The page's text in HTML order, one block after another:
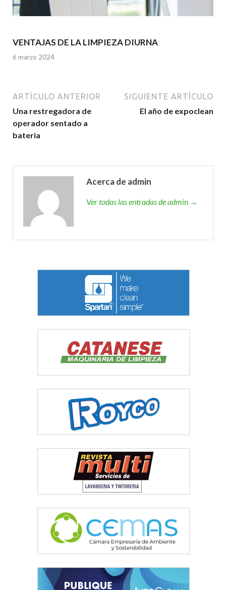
VENTAJAS DE LA LIMPIEZA DIURNA
6 marzo 2024
ARTÍCULO ANTERIOR
Una restregadora de
operador sentado a
bateria
SIGUIENTE ARTÍCULO
El año de expoclean
Acerca de admin
Ver todas las entradas de admin →